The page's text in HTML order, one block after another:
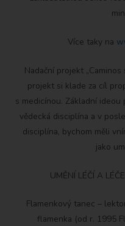
Více taky na
Nadační projekt
projekt si klade za cíl
s medicínou. Základní
vědecká disciplína a v
disciplína, bychom měli
jako
UMĚNÍ LÉČÍ A
Flamenkový tanec –
flamenka (od r. 1995